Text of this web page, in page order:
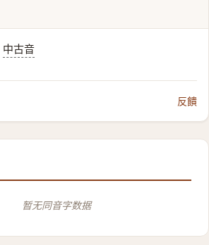
中古音
反饋
暂无同音字数据